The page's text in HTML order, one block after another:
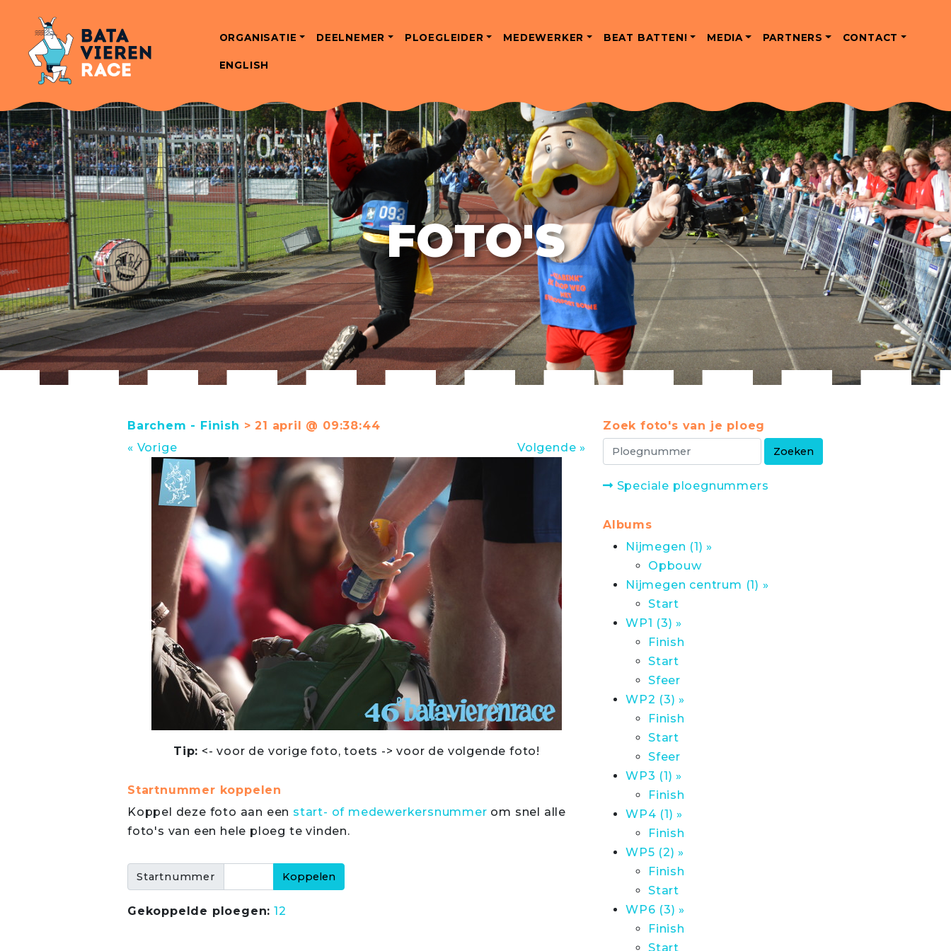
ORGANISATIE DEELNEMER PLOEGLEIDER MEDEWERKER BEAT BATTEN! MEDIA PARTNERS CONTACT
ENGLISH
FOTO'S
Barchem - Finish > 21 april @ 09:38:44
« Vorige
Volgende »
Tip: <- voor de vorige foto, toets -> voor de volgende foto!
Startnummer koppelen
Koppel deze foto aan een start- of medewerkersnummer om snel alle
foto's van een hele ploeg te vinden.
Startnummer
Gekoppelde ploegen: 12
Zoek foto's van je ploeg
Speciale ploegnummers
Albums
Nijmegen (1) »
Opbouw
Nijmegen centrum (1) »
Start
WP1 (3) »
Finish
Start
Sfeer
WP2 (3) »
Finish
Start
Sfeer
WP3 (1) »
Finish
WP4 (1) »
Finish
WP5 (2) »
Finish
Start
WP6 (3) »
Finish
Start